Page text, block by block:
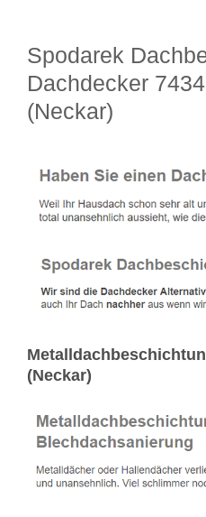
Spodarek
Dachdecker
(Neckar)
(Neckar)